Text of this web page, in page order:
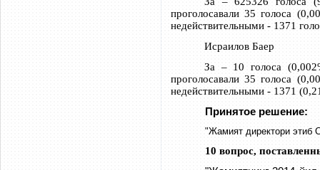
проголосавали 35 голоса
недействительными - 1371
Исраилов Баер
За – 10 голоса
проголосавали 35 голоса
недействительными - 1371
Принятое решение:
"Жамият директори этиб
10 вопрос,